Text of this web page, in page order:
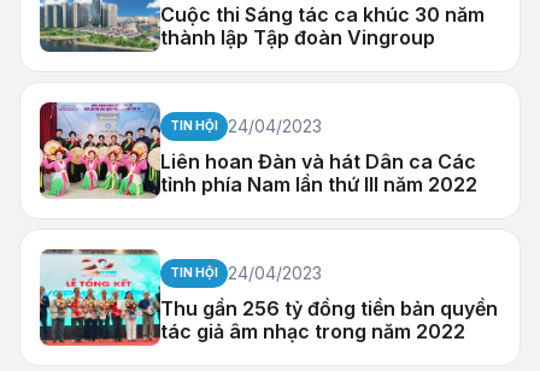
Cuộc thi Sáng tác ca khúc 30 năm
thành lập Tập đoàn Vingroup
TIN HỘI 24/04/2023
Liên hoan Đàn và hát Dân ca Các
tỉnh phía Nam lần thứ III năm 2022
TIN HỘI 24/04/2023
Thu gần 256 tỷ đồng tiền bản quyền
tác giả âm nhạc trong năm 2022